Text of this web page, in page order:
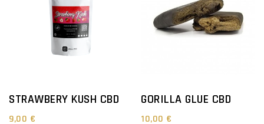
STRAWBERY KUSH CBD
9,00 €
GORILLA GLUE CBD
10,00 €